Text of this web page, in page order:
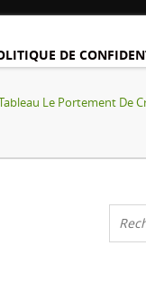
DE
Le Portement De